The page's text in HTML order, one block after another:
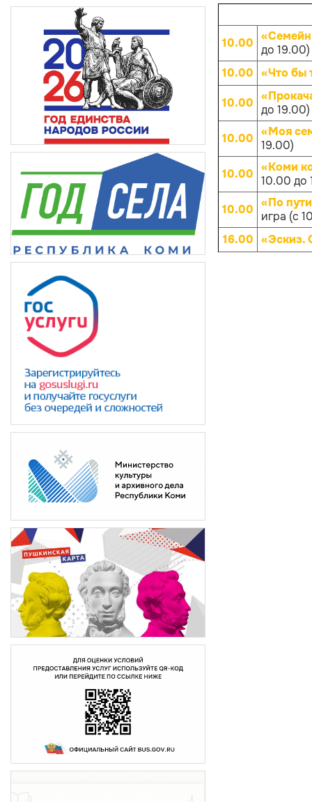
10.00 до 19.00)
10.00 «Что бы
10.00 до 19.00)
10.00 «Моя
19.00)
10.00 «Коми
10.00 до
10.00 «По
игра (с
16.00 «Эскиз.